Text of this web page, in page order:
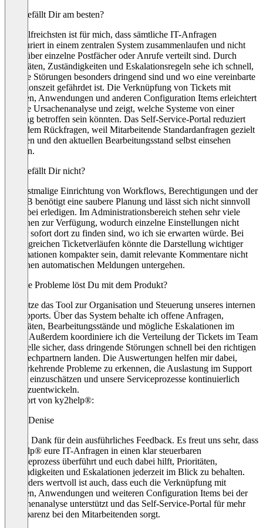
Was gefällt Dir am besten?
Am hilfreichsten ist für mich, dass sämtliche IT-Anfragen
strukturiert in einem zentralen System zusammenlaufen und nicht
mehr über einzelne Postfächer oder Anrufe verteilt sind. Durch
Prioritäten, Zuständigkeiten und Eskalationsregeln sehe ich schnell,
welche Störungen besonders dringend sind und wo eine vereinbarte
Reaktionszeit gefährdet ist. Die Verknüpfung von Tickets mit
Geräten, Anwendungen und anderen Configuration Items erleichtert
uns die Ursachenanalyse und zeigt, welche Systeme von einer
Störung betroffen sein könnten. Das Self-Service-Portal reduziert
außerdem Rückfragen, weil Mitarbeitende Standardanfragen gezielt
erfassen und den aktuellen Bearbeitungsstand selbst einsehen
können.
Was gefällt Dir nicht?
Die erstmalige Einrichtung von Workflows, Berechtigungen und der
CMDB benötigt eine saubere Planung und lässt sich nicht sinnvoll
nebenbei erledigen. Im Administrationsbereich stehen sehr viele
Optionen zur Verfügung, wodurch einzelne Einstellungen nicht
immer sofort dort zu finden sind, wo ich sie erwarten würde. Bei
umfangreichen Ticketverläufen könnte die Darstellung wichtiger
Informationen kompakter sein, damit relevante Kommentare nicht
zwischen automatischen Meldungen untergehen.
Welche Probleme löst Du mit dem Produkt?
Ich nutze das Tool zur Organisation und Steuerung unseres internen
IT-Supports. Über das System behalte ich offene Anfragen,
Prioritäten, Bearbeitungsstände und mögliche Eskalationen im
Blick. Außerdem koordiniere ich die Verteilung der Tickets im Team
und stelle sicher, dass dringende Störungen schnell bei den richtigen
Ansprechpartnern landen. Die Auswertungen helfen mir dabei,
wiederkehrende Probleme zu erkennen, die Auslastung im Support
besser einzuschätzen und unsere Serviceprozesse kontinuierlich
weiterzuentwickeln.
Antwort von ky2help®:
Liebe Denise
Vielen Dank für dein ausführliches Feedback. Es freut uns sehr, dass
ky2help® eure IT-Anfragen in einen klar steuerbaren
Serviceprozess überführt und euch dabei hilft, Prioritäten,
Zuständigkeiten und Eskalationen jederzeit im Blick zu behalten.
Besonders wertvoll ist auch, dass euch die Verknüpfung mit
Geräten, Anwendungen und weiteren Configuration Items bei der
Ursachenanalyse unterstützt und das Self-Service-Portal für mehr
Transparenz bei den Mitarbeitenden sorgt.